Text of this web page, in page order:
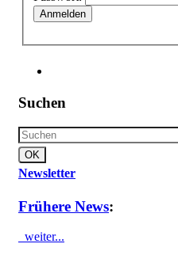
Anmelden
Suchen
Newsletter
Frühere News:
weiter...